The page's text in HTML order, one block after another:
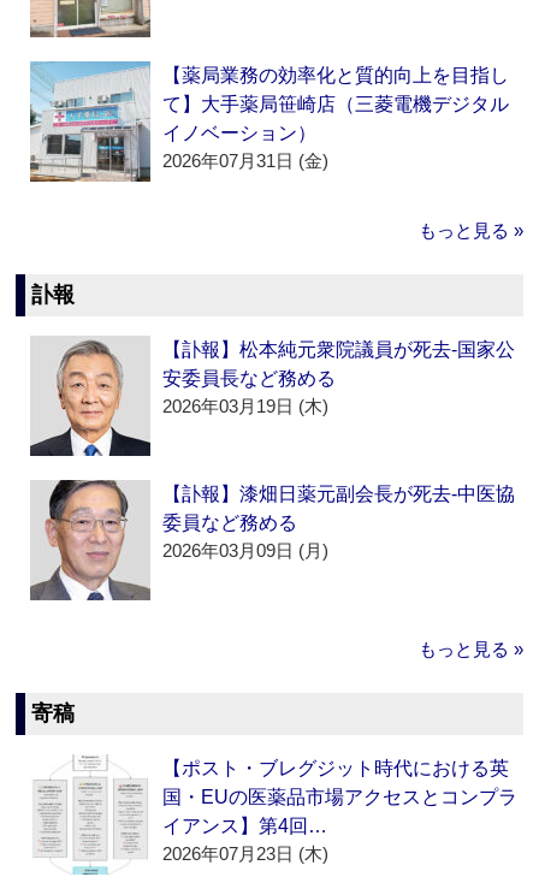
【薬局業務の効率化と質的向上を目指し
て】大手薬局笹崎店（三菱電機デジタル
イノベーション）
2026年07月31日 (金)
もっと見る »
訃報
【訃報】松本純元衆院議員が死去‐国家公
安委員長など務める
2026年03月19日 (木)
【訃報】漆畑日薬元副会長が死去‐中医協
委員など務める
2026年03月09日 (月)
もっと見る »
寄稿
【ポスト・ブレグジット時代における英
国・EUの医薬品市場アクセスとコンプラ
イアンス】第4回…
2026年07月23日 (木)